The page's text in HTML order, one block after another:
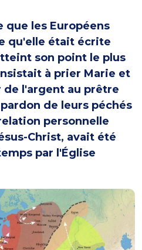
que les Européens
qu'elle était écrite
son point le plus
à prier Marie et
de l'argent au prêtre
de leurs péchés
personnelle
Christ, avait été
par l'Église